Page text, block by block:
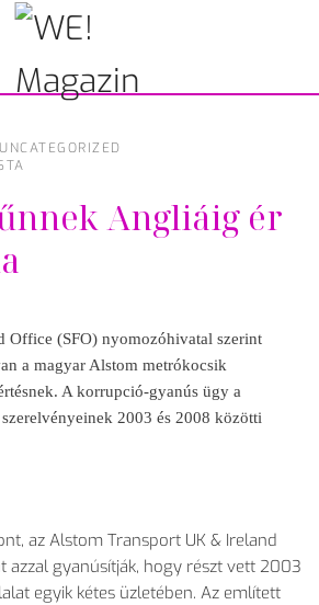
UNCATEGORIZED
Angliáig ér
Office (SFO) nyomozóhivatal szerint
a magyar Alstom metrókocsik
A korrupció-gyanús ügy a
2003 és 2008 közötti
az Alstom Transport UK & Ireland
azzal gyanúsítják, hogy részt vett 2003
egyik kétes üzletében. Az említett